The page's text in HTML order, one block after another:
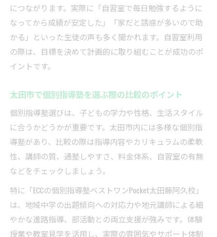
につながります。実際に「自習室で毎日勉強するように
なってから成績が安定した」「家だと誘惑が多いので助
かる」といった生徒の声も多く聞かれます。自習室利用
の際は、目標を決めて計画的に取り組むことが成功のポ
イントです。
太田市で個別指導塾を選ぶ際の比較のポイント
個別指導塾選びは、子どもの学力や性格、生活スタイル
に合うかどうかが重要です。太田市内には多様な個別指
導塾があり、比較の際は指導内容やカリキュラムの柔軟
性、講師の質、通塾しやすさ、料金体系、自習室の有無
などをチェックしましょう。
特に「ECCの個別指導塾ベストワンPocket太田藤阿久校」
は、地域中学の出題傾向への対応力や地元講師による細
やかな進路指導、部活動との両立支援が強みです。体験
授業や教室見学を活用し、実際の雰囲気やサポート体制